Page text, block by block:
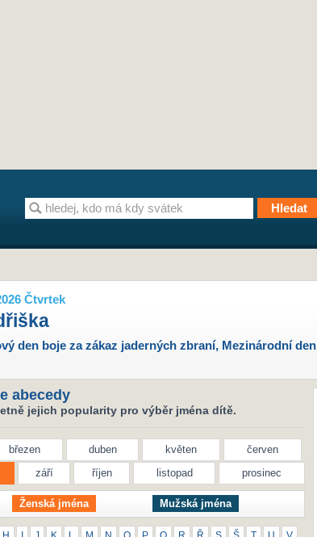
Čtvrtek
den boje za zákaz jaderných zbraní, Mezinárodní den
abecedy
jejich popularity pro výběr jména dítě.
březen duben květen
červen
září říjen listopad prosinec
Ženská jména Mužská jména